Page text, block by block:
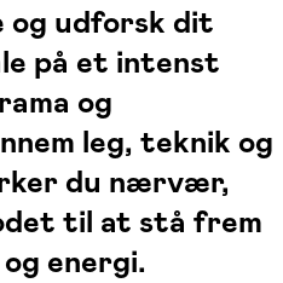
og udforsk dit
på et intenst
og
leg, teknik og
du nærvær,
til at stå frem
energi.